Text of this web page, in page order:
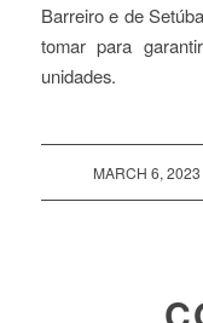
Barreiro e de
tomar para
unidades.
MARCH 6, 2023
/